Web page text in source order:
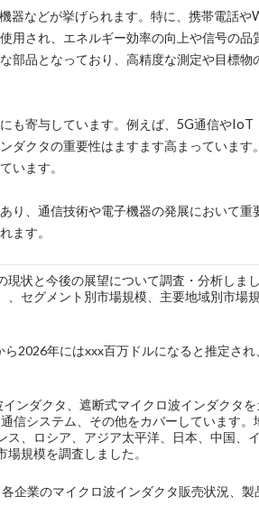
器などが挙げられます。特に、携帯電話や
用され、エネルギー効率の向上や信号の品
部品となっており、高精度な測定や目標物
も寄与しています。例えば、5G通信やIoT
ダクタの重要性はますます高まっています
います。
り、通信技術や電子機器の発展において重
ます。
状と今後の展望について調査・分析しま
セグメント別市場規模、主要地域別市場
2026年にはxxx百万ドルになると推定さ
ンダクタ、遮断式マイクロ波インダクタ
信システム、その他をカバーしています。
、ロシア、アジア太平洋、日本、中国、
規模を調査しました。
企業のマイクロ波インダクタ販売状況、製